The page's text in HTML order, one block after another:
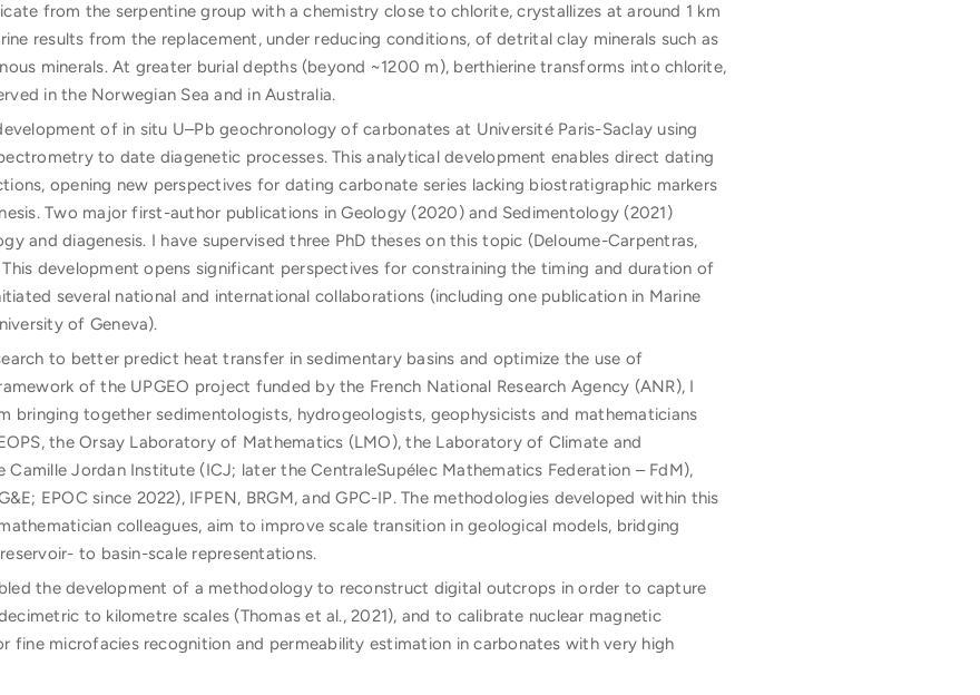
from the serpentine group with a chemistry close to chlorite, crystallizes at around 1 km
results from the replacement, under reducing conditions, of detrital clay minerals such as
minerals. At greater burial depths (beyond ~1200 m), berthierine transforms into chlorite,
in the Norwegian Sea and in Australia.
of in situ U–Pb geochronology of carbonates at Université Paris-Saclay using
to date diagenetic processes. This analytical development enables direct dating
opening new perspectives for dating carbonate series lacking biostratigraphic markers
Two major first-author publications in Geology (2020) and Sedimentology (2021)
and diagenesis. I have supervised three PhD theses on this topic (Deloume-Carpentras,
This development opens significant perspectives for constraining the timing and duration of
several national and international collaborations (including one publication in Marine
of Geneva).
to better predict heat transfer in sedimentary basins and optimize the use of
of the UPGEO project funded by the French National Research Agency (ANR), I
bringing together sedimentologists, hydrogeologists, geophysicists and mathematicians
the Orsay Laboratory of Mathematics (LMO), the Laboratory of Climate and
Camille Jordan Institute (ICJ; later the CentraleSupélec Mathematics Federation – FdM),
EPOC since 2022), IFPEN, BRGM, and GPC-IP. The methodologies developed within this
colleagues, aim to improve scale transition in geological models, bridging
to basin-scale representations.
the development of a methodology to reconstruct digital outcrops in order to capture
to kilometre scales (Thomas et al., 2021), and to calibrate nuclear magnetic
fine microfacies recognition and permeability estimation in carbonates with very high